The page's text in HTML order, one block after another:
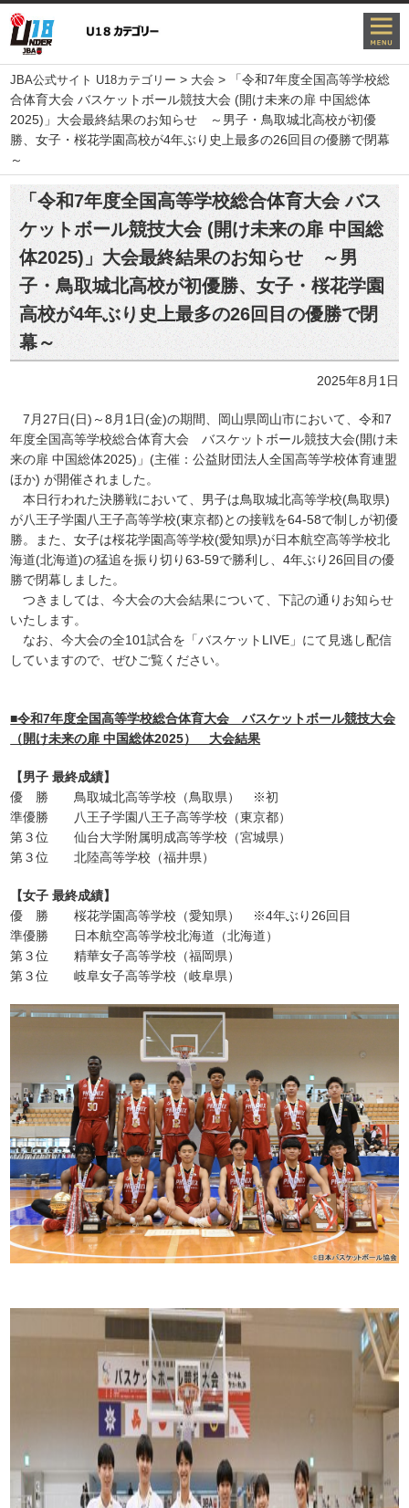
JBA公式サイト U18カテゴリー > 大会 >
「令和7年度全国高等学校総
合体育大会 バスケットボール競技大会 (開け未来の扉 中国総体
2025)」大会最終結果のお知らせ ～男子・鳥取城北高校が初優
勝、女子・桜花学園高校が4年ぶり史上最多の26回目の優勝で閉幕
～
「令和7年度全国高等学校総合体育大会 バス
ケットボール競技大会 (開け未来の扉 中国総
体2025)」大会最終結果のお知らせ ～男
子・鳥取城北高校が初優勝、女子・桜花学園
高校が4年ぶり史上最多の26回目の優勝で閉
幕～
2025年8月1日
7月27日(日)～8月1日(金)の期間、岡山県岡山市において、令和7
年度全国高等学校総合体育大会 バスケットボール競技大会(開け未
来の扉 中国総体2025)」(主催：公益財団法人全国高等学校体育連盟
ほか)が開催されました。
本日行われた決勝戦において、男子は鳥取城北高等学校(鳥取県)
が八王子学園八王子高等学校(東京都)との接戦を64-58で制しが初優
勝。また、女子は桜花学園高等学校(愛知県)が日本航空高等学校北
海道(北海道)の猛追を振り切り63-59で勝利し、4年ぶり26回目の優
勝で閉幕しました。
つきましては、今大会の大会結果について、下記の通りお知らせ
いたします。
なお、今大会の全101試合を 「バスケットLIVE」 にて見逃し配信
していますので、ぜひご覧ください。
■令和7年度全国高等学校総合体育大会 バスケットボール競技大会
（開け未来の扉 中国総体2025） 大会結果
【男子 最終成績】
優 勝 鳥取城北高等学校（鳥取県） ※初
準優勝 八王子学園八王子高等学校（東京都）
第３位 仙台大学附属明成高等学校（宮城県）
第３位 北陸高等学校（福井県）
【女子 最終成績】
優 勝 桜花学園高等学校（愛知県） ※4年ぶり26回目
準優勝 日本航空高等学校北海道（北海道）
第３位 精華女子高等学校（福岡県）
第３位 岐阜女子高等学校（岐阜県）